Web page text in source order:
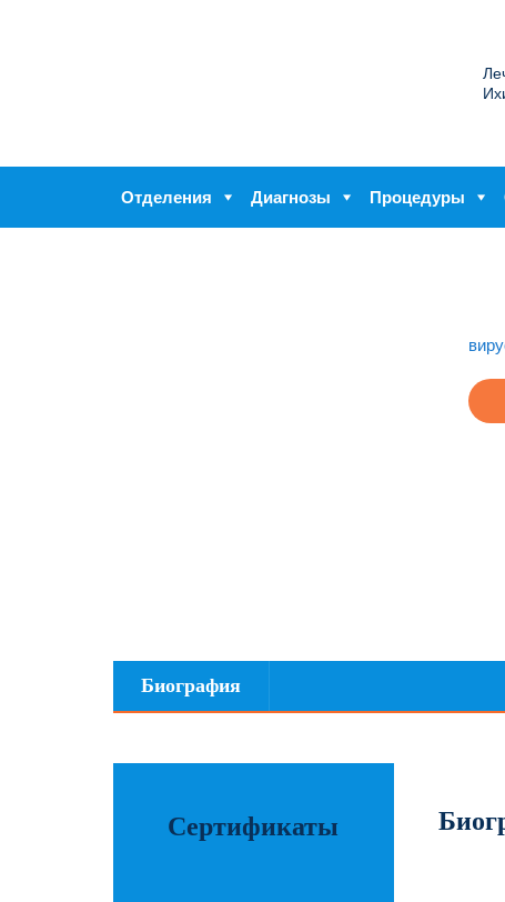
Отделения Диагнозы Процедуры
Биография
Сертификаты